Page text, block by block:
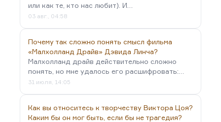
или как те, кто нас любит). И…
03 авг., 04:58
Почему так сложно понять смысл фильма
«Малхолланд Драйв» Дэвида Линча?
Малхолланд драйв действительно сложно
понять, но мне удалось его расшифровать:…
31 июля, 14:05
Как вы относитесь к творчеству Виктора Цоя?
Каким бы он мог быть, если бы не трагедия?